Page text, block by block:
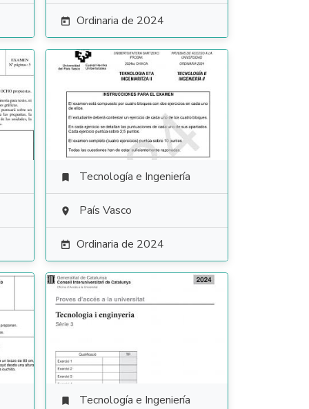
 Ordinaria de 2024
 Tecnología e Ingeniería
 País Vasco
 Ordinaria de 2024
 Tecnología e Ingeniería